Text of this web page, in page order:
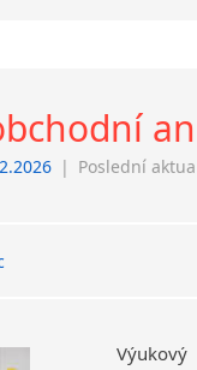
| Poslední